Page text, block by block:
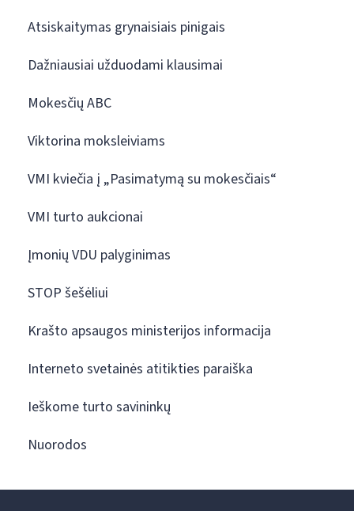
Atsiskaitymas grynaisiais pinigais
Dažniausiai užduodami klausimai
Mokesčių ABC
Viktorina moksleiviams
VMI kviečia į „Pasimatymą su mokesčiais“
VMI turto aukcionai
Įmonių VDU palyginimas
STOP šešėliui
Krašto apsaugos ministerijos informacija
Interneto svetainės atitikties paraiška
Ieškome turto savininkų
Nuorodos